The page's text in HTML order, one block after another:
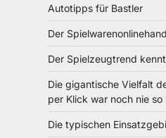
Autotipps für Bastler
Der
Der Spielzeugtrend
Die gigantische Vielfalt
per Klick war noch nie so
Die typischen